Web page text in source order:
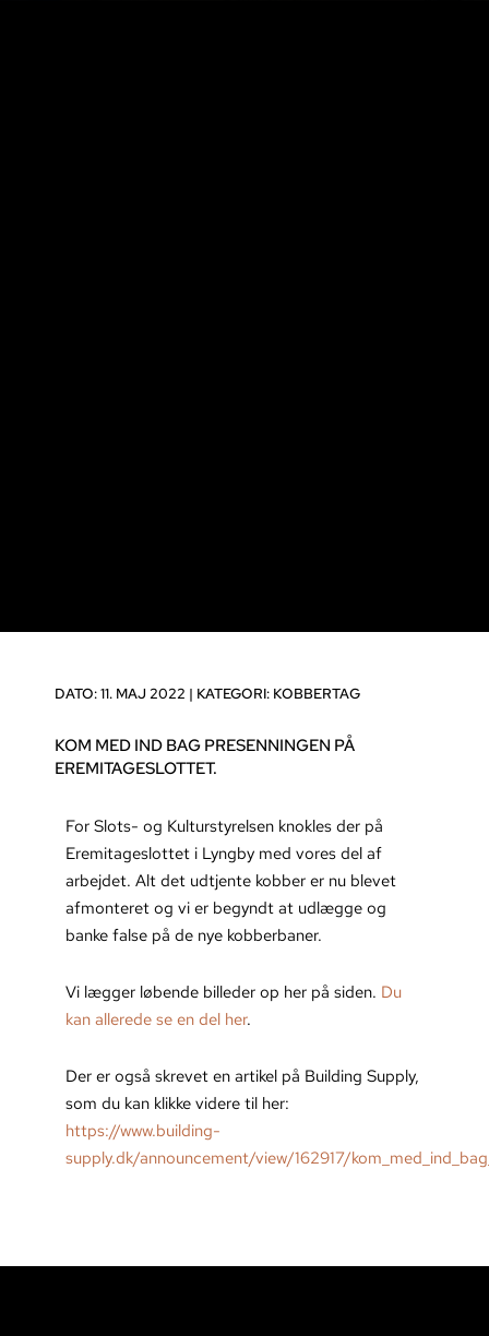
DATO: 11. MAJ 2022 | KATEGORI: KOBBERTAG
KOM MED IND BAG PRESENNINGEN PÅ
EREMITAGESLOTTET.
For Slots- og Kulturstyrelsen knokles der på
Eremitageslottet i Lyngby med vores del af
arbejdet. Alt det udtjente kobber er nu blevet
afmonteret og vi er begyndt at udlægge og
banke false på de nye kobberbaner.
Vi lægger løbende billeder op her på siden. Du
kan allerede se en del her.
Der er også skrevet en artikel på Building Supply,
som du kan klikke videre til her:
https://www.building-
supply.dk/announcement/view/162917/